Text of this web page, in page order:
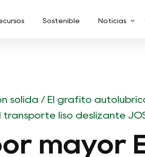
Sostenible Noticias
sólida / El grafito
transporte liso deslizante
mayor